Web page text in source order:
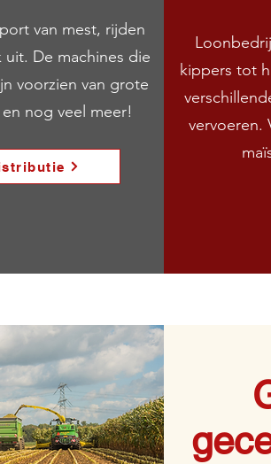
van mest, rijden
De machines die
voorzien van grote
nog veel meer!
kippers tot
vervoeren.